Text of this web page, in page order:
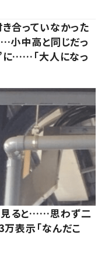
き合っていなかった
小中高と同じだっ
……「大人になっ
見ると……思わず二
表示「なんだこ